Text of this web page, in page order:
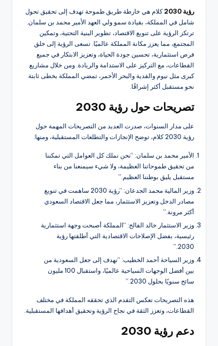
رؤية 2030
كلام هي خارطة طريق طموحة تهدف إلى تحقيق تحول
شامل في المملكة، بقيادة سمو ولي العهد الأمير محمد بن سلمان.
ترتكز الرؤية على تنويع الاقتصاد، تطوير البنية التحتية، وتمكين
المجتمع، مما يعزز مكانة المملكة عالميًا. تسعى الرؤية إلى خلق
فرص استثمارية، تحسين جودة الحياة، وتعزيز الابتكار في جميع
القطاعات، مع التركيز على الاستدامة والريادة. ومن خلال مشاريع
كبرى مثل نيوم والقدية والبحر الأحمر، تمضي المملكة بخطى ثابتة
نحو مستقبل أكثر إشراقًا.
تصريحات حول رؤية 2030
على مدار السنوات، صدرت العديد من التصريحات المهمة حول
رؤية 2030 كلام، توضح الإنجازات والتطلعات المستقبلية، ومنها:
الأمير محمد بن سلمان: “نحن نملك كل العوامل التي تمكننا
من تحقيق طموحاتنا العظيمة، ولا شيء سيمنعنا من بناء
مستقبل يليق بوطننا العظيم.”
وزير المالية محمد الجدعان: “رؤية 2030 ساهمت في تنويع
مصادر الدخل وتعزيز الاستثمار، مما جعل الاقتصاد السعودي
أكثر مرونة.”
وزير الاستثمار خالد الفالح: “المملكة أصبحت وجهة استثمارية
رئيسية، بفضل الإصلاحات الاقتصادية التي أطلقتها رؤية
2030.”
وزير السياحة أحمد الخطيب: “نهدف إلى جعل السعودية من
بين أفضل الوجهات السياحية عالميًا، واستقبال 100 مليون
سائح سنويًا بحلول 2030.”
هذه التصريحات تعكس التقدم الذي تحققه المملكة في مختلف
القطاعات، وتعزز الثقة في نجاح الرؤية وتحقيق أهدافها المستقبلية.
دعم رؤية 2030